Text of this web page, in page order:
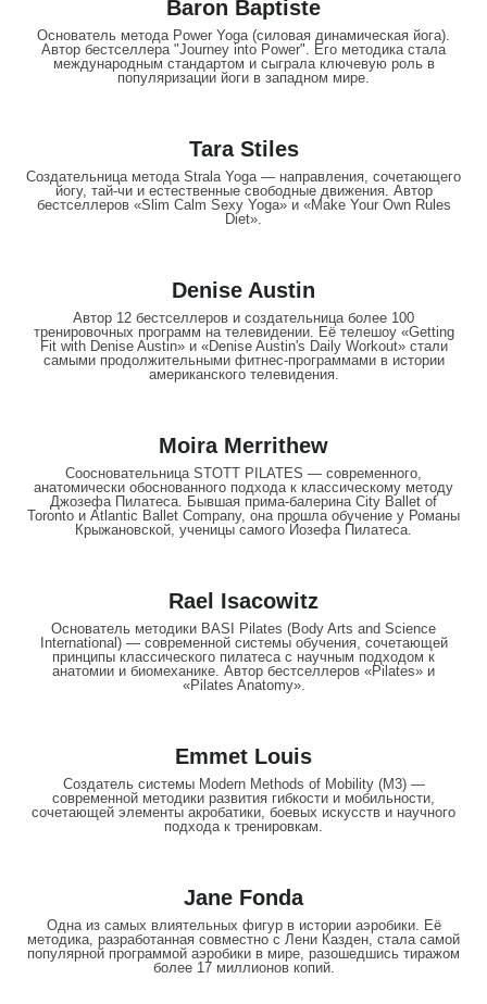
Baron Baptiste
Основатель метода Power Yoga (силовая динамическая йога).
Автор бестселлера "Journey into Power". Его методика стала
международным стандартом и сыграла ключевую роль в
популяризации йоги в западном мире.
Tara Stiles
Создательница метода Strala Yoga — направления, сочетающего
йогу, тай-чи и естественные свободные движения. Автор
бестселлеров «Slim Calm Sexy Yoga» и «Make Your Own Rules
Diet».
Denise Austin
Автор 12 бестселлеров и создательница более 100
тренировочных программ на телевидении. Её телешоу «Getting
Fit with Denise Austin» и «Denise Austin's Daily Workout» стали
самыми продолжительными фитнес-программами в истории
американского телевидения.
Moira Merrithew
Соосновательница STOTT PILATES — современного,
анатомически обоснованного подхода к классическому методу
Джозефа Пилатеса. Бывшая прима-балерина City Ballet of
Toronto и Atlantic Ballet Company, она прошла обучение у Романы
Крыжанoвской, ученицы самого Йозефа Пилатеса.
Rael Isacowitz
Основатель методики BASI Pilates (Body Arts and Science
International) — современной системы обучения, сочетающей
принципы классического пилатеса с научным подходом к
анатомии и биомеханике. Автор бестселлеров «Pilates» и
«Pilates Anatomy».
Emmet Louis
Создатель системы Modern Methods of Mobility (M3) —
современной методики развития гибкости и мобильности,
сочетающей элементы акробатики, боевых искусств и научного
подхода к тренировкам.
Jane Fonda
Одна из самых влиятельных фигур в истории аэробики. Её
методика, разработанная совместно с Лени Казден, стала самой
популярной программой аэробики в мире, разошедшись тиражом
более 17 миллионов копий.